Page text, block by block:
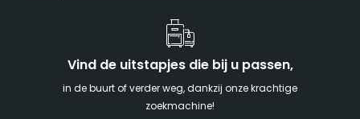
Vind de uitstapjes die bij u passen,
in de buurt of verder weg, dankzij onze krachtige
zoekmachine!